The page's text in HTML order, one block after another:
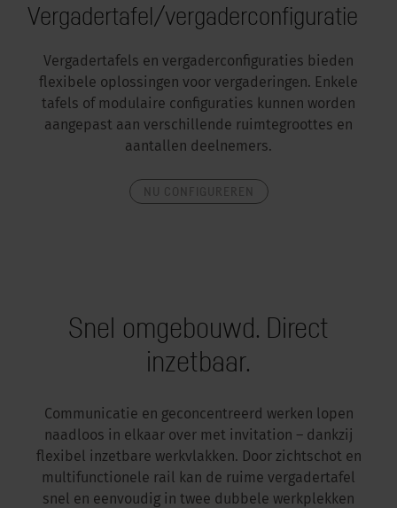
Vergadertafel/vergaderconfiguratie
Vergadertafels en vergaderconfiguraties bieden
flexibele oplossingen voor vergaderingen. Enkele
tafels of modulaire configuraties kunnen worden
aangepast aan verschillende ruimtegroottes en
aantallen deelnemers.
Snel omgebouwd. Direct
inzetbaar.
Communicatie en geconcentreerd werken lopen
naadloos in elkaar over met invitation – dankzij
flexibel inzetbare werkvlakken. Door zichtschot en
multifunctionele rail kan de ruime vergadertafel
snel en eenvoudig in twee dubbele werkplekken